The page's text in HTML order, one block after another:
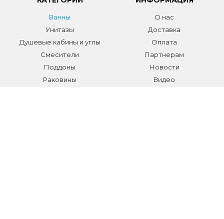
Ванны
Унитазы
Душевые кабины и углы
Смесители
Поддоны
Раковины
О нас
Доставка
Оплата
Партнерам
Новости
Видео